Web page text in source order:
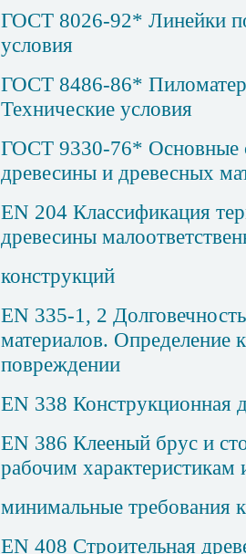
ГОСТ 8026-92* Линейки
условия
ГОСТ 8486-86*
Технические условия
ГОСТ 9330-76* Основные
древесины и древесных
EN 204 Классификация
древесины
конструкций
EN 335-1, 2
материалов. Определение
повреждении
EN 338 Конструкционная
EN 386 Клееный брус и
рабочим характеристикам
минимальные требования
EN 408 Строительная